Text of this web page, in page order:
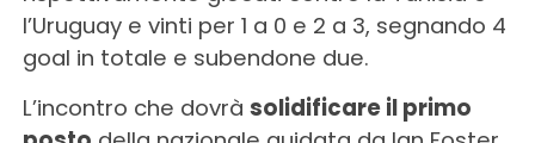
l’Uruguay e vinti per 1 a 0 e 2 a 3, segnando 4
goal in totale e subendone due.
L’incontro che dovrà solidificare il primo